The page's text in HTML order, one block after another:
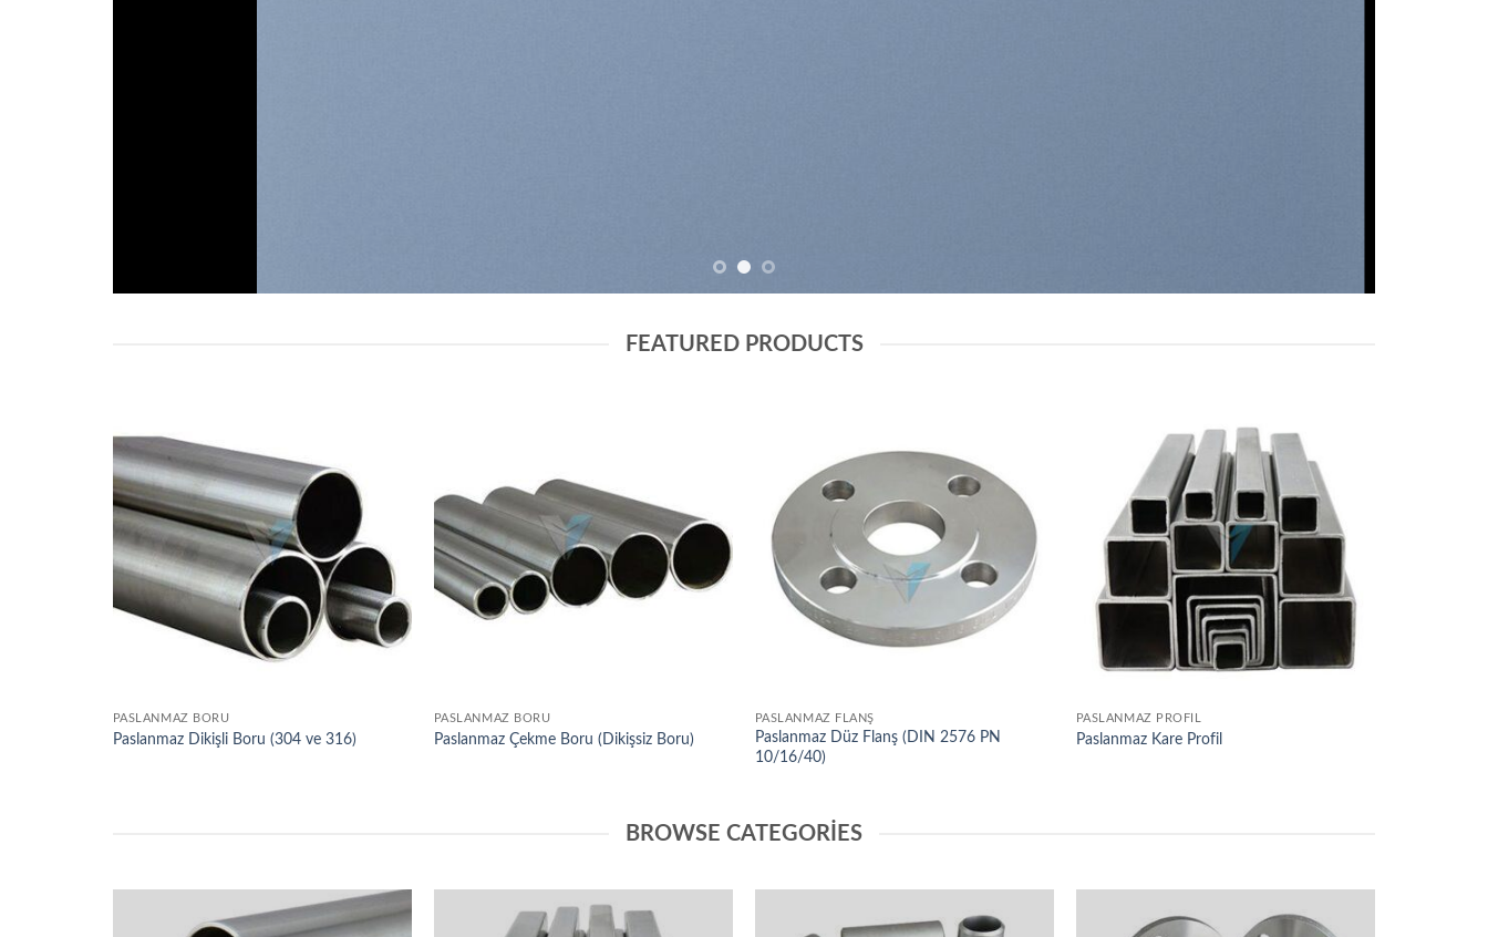
FEATURED PRODUCTS
wishlist
PASLANMAZ BORU
Paslanmaz Dikişli Boru (304 ve 316)
PASLANMAZ BORU
Paslanmaz Çekme Boru (Dikişsiz Boru)
wishlist
PASLANMAZ FLANŞ
Paslanmaz Düz Flanş (DIN 2576 PN
10/16/40)
Add to
wishlist
PASLANMAZ PROFIL
Paslanmaz Kare Profil
BROWSE CATEGORIES